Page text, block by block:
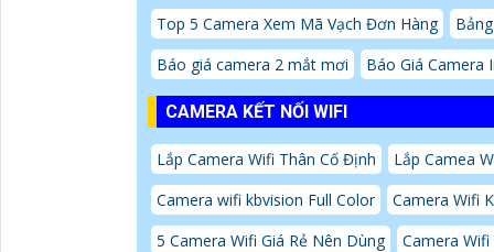
Top 5 Camera Xem Mã Vạch Đơn Hàng
Báo giá camera 2 mắt mơi
Báo Giá Camera
CAMERA KẾT NỐI WIFI
Lắp Camera Wifi Thân Cố Định
Lắp Camea
Camera wifi kbvision Full Color
Camera Wifi
5 Camera Wifi Giá Rẻ Nên Dùng
Camera